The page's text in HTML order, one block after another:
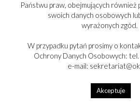
Państwu praw, obejmujących również
swoich danych osobowych
wyrażonych zgód.
W przypadku pytań prosimy o
Ochrony Danych Osobowych:
e-mail:
Akceptuje